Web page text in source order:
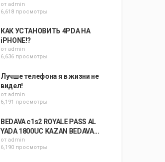
от admin
6,618 просмотры
КАК УСТАНОВИТЬ 4PDA НА
iPHONE!?
от admin
6,636 просмотры
Лучше телефона я в жизни не
видел!
от admin
6,191 просмотры
BEDAVA c1s2 ROYALE PASS AL
YADA 1800UC KAZAN BEDAVA...
от admin
6,190 просмотры